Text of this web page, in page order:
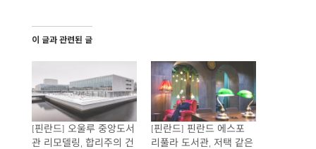
이 글과 관련된 글
[핀란드] 오울루 중앙도서
관 리모델링, 합리주의 건
[핀란드] 핀란드 에스포
리풀라 도서관, 저택 같은